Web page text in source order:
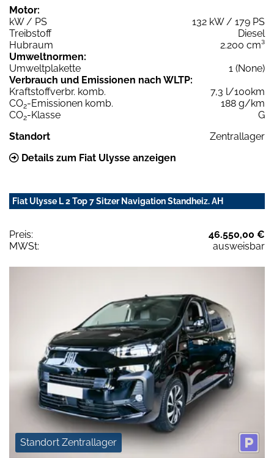
Motor:
kW / PS
132 kW / 179 PS
Treibstoff
Diesel
Hubraum
2.200 cm³
Umweltnormen:
Umweltplakette
1 (None)
Verbrauch und Emissionen nach WLTP:
Kraftstoffverbr. komb.
7,3 l/100km
CO2-Emissionen komb.
188 g/km
CO2-Klasse
G
Standort
Zentrallager
Details zum Fiat Ulysse anzeigen
Fiat Ulysse L 2 Top 7 Sitzer Navigation Standheiz. AH
Preis:
46.550,00 €
MWSt:
ausweisbar
Standort Zentrallager